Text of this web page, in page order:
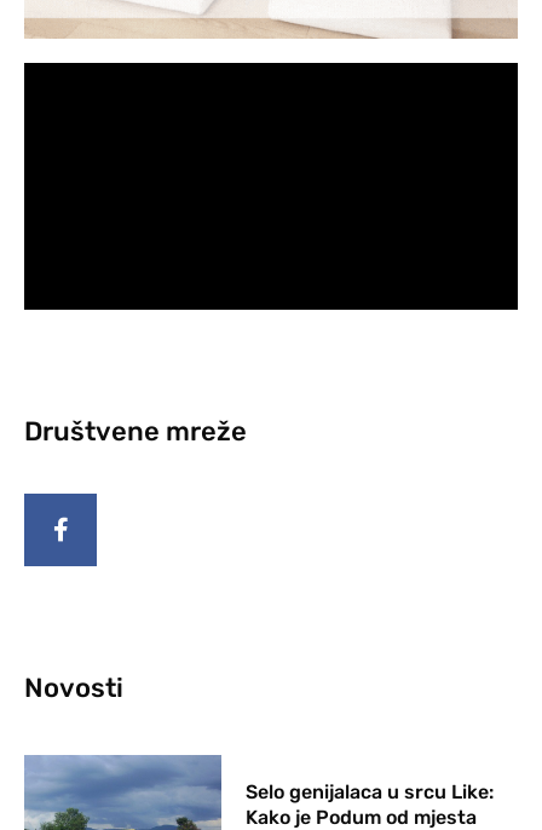
Društvene mreže
Novosti
Selo genijalaca u srcu Like:
Kako je Podum od mjesta